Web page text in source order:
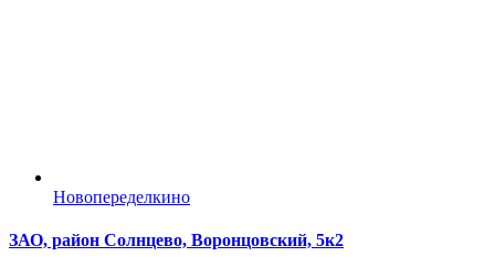
Новопеределкино
ЗАО, район Солнцево, Воронцовский, 5к2